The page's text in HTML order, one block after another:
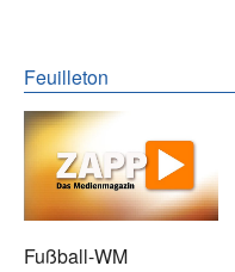
Feuilleton
Fußball-WM